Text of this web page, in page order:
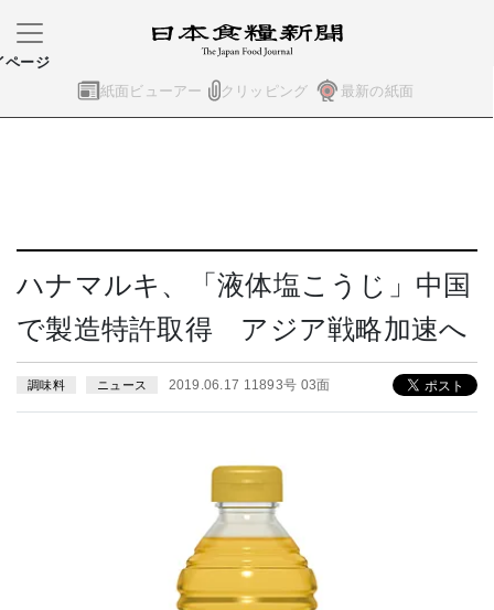
紙面ビューアー クリッピング 最新の紙面
ページ
ハナマルキ、「液体塩こうじ」中国
で製造特許取得 アジア戦略加速へ
調味料 ニュース 2019.06.17 11893号 03面